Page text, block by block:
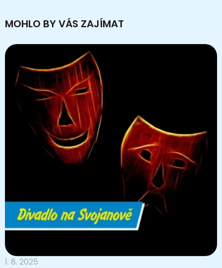
MOHLO BY VÁS ZAJÍMAT
1. 8. 2025